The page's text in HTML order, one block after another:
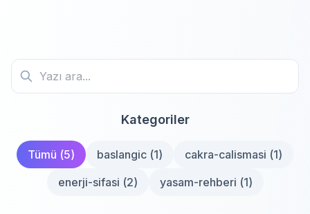
Kategoriler
Tümü (5) baslangic (1) cakra-calismasi (1)
enerji-sifasi (2) yasam-rehberi (1)